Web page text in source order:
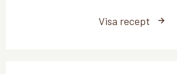
Visa recept